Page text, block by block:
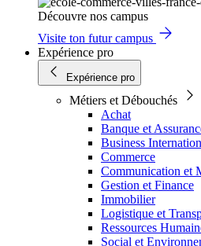
Découvre nos campus
Visite ton futur campus
Expérience pro
Expérience pro
Métiers et Débouchés
Achat
Banque et
Business
Commerce
Communication et
Gestion et Finance
Immobilier
Logistique et
Ressources
Social et